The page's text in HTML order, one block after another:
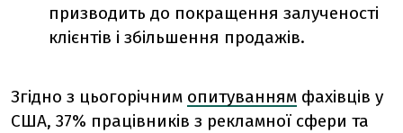
призводить до покращення залученості
клієнтів і збільшення продажів.
Згідно з цьогорічним опитуванням фахівців у
США, 37% працівників з рекламної сфери та